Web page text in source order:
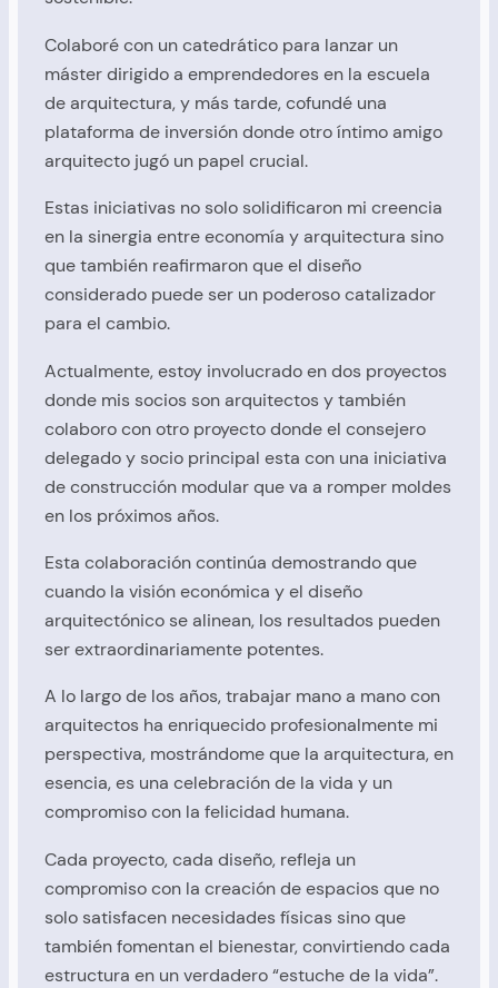
Colaboré con un catedrático para lanzar un
máster dirigido a emprendedores en la escuela
de arquitectura, y más tarde, cofundé una
plataforma de inversión donde otro íntimo amigo
arquitecto jugó un papel crucial.
Estas iniciativas no solo solidificaron mi creencia
en la sinergia entre economía y arquitectura sino
que también reafirmaron que el diseño
considerado puede ser un poderoso catalizador
para el cambio.
Actualmente, estoy involucrado en dos proyectos
donde mis socios son arquitectos y también
colaboro con otro proyecto donde el consejero
delegado y socio principal esta con una iniciativa
de construcción modular que va a romper moldes
en los próximos años.
Esta colaboración continúa demostrando que
cuando la visión económica y el diseño
arquitectónico se alinean, los resultados pueden
ser extraordinariamente potentes.
A lo largo de los años, trabajar mano a mano con
arquitectos ha enriquecido profesionalmente mi
perspectiva, mostrándome que la arquitectura, en
esencia, es una celebración de la vida y un
compromiso con la felicidad humana.
Cada proyecto, cada diseño, refleja un
compromiso con la creación de espacios que no
solo satisfacen necesidades físicas sino que
también fomentan el bienestar, convirtiendo cada
estructura en un verdadero “estuche de la vida”.